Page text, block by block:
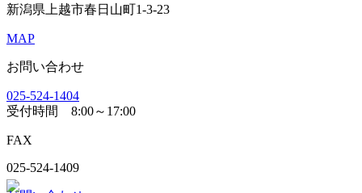
新潟県上越市春日山町1-3-23
MAP
お問い合わせ
025-524-1404
受付時間 8:00～17:00
FAX
025-524-1409